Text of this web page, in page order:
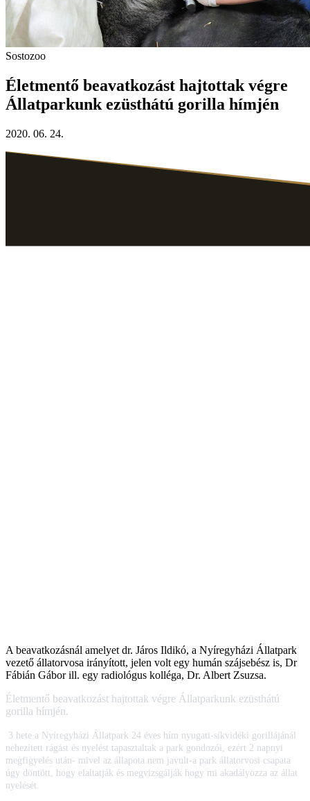
Sostozoo
Életmentő beavatkozást hajtottak végre
Állatparkunk ezüsthátú gorilla hímjén
2020. 06. 24.
A beavatkozásnál amelyet dr. Járos Ildikó, a Nyíregyházi Állatpark
vezető állatorvosa irányított, jelen volt egy humán szájsebész is, Dr
Fábián Gábor ill. egy radiológus kolléga, Dr. Albert Zsuzsa.
Életmentő beavatkozást hajtottak végre Állatparkunk ezüsthátú
gorilla hímjén.
3 hete a Nyíregyházi Állatpark 24 éves hím nyugati-síkvidéki gorillájánál
nehezített rágást és nyelést tapasztaltak a park gondozói, ezért 2 napnyi
megfigyelés után- mivel az állapota nem javult-a park állatorvosi csapata
úgy döntött, hogy elaltatják és megvizsgálják hogy mi akadályozza az állat
nyelését.